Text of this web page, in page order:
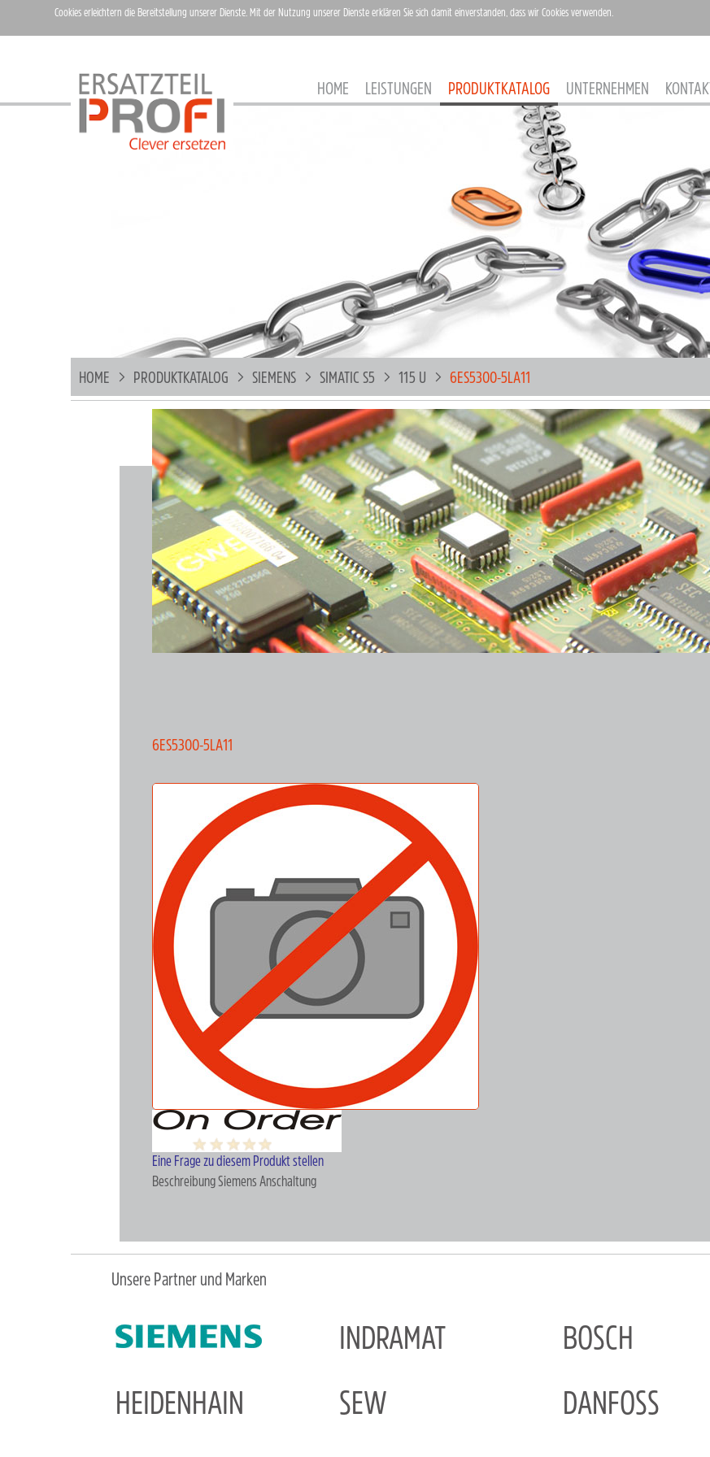
HOME LEISTUNGEN PRODUKTKATALOG UNTERNEHMEN KONTAKT
HOME PRODUKTKATALOG SIEMENS SIMATIC S5 115 U 6ES5300-5LA11
6ES5300-5LA11
Eine Frage zu diesem Produkt stellen
BeschreibungSiemens Anschaltung
Unsere Partner und Marken
INDRAMAT BOSCH
HEIDENHAIN
SEW DANFOSS
Cookies erleichtern die Bereitstellung unserer Dienste. Mit der Nutzung unserer Dienste erklären Sie sich damit einverstanden, dass wir Cookies verwenden.